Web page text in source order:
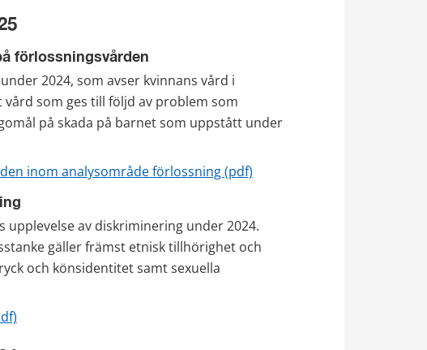
förlossningsvården
2024, som avser kvinnans vård i
som ges till följd av problem som
på skada på barnet som uppstått under
inom analysområde förlossning (pdf)
av diskriminering under 2024.
gäller främst etnisk tillhörighet och
och könsidentitet samt sexuella